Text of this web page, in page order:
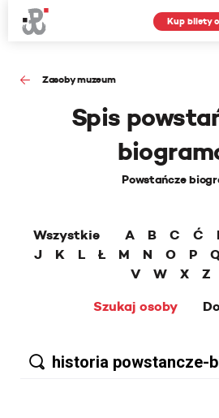
Kup bilety
Zasoby muzeum
Spis
Powstańcze
Wszystkie A B C Ć
J
K L Ł M N O P
V
W X Z
Szukaj osoby